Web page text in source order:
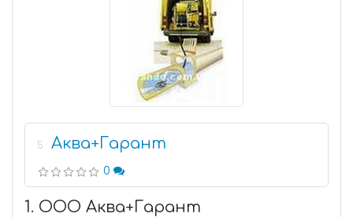
5 Аква+Гарант
0
1. ООО Аква+Гарант